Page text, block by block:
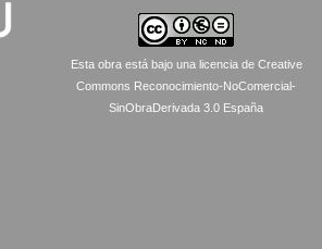
Esta obra está bajo una licencia de Creative
Commons Reconocimiento-NoComercial-
SinObraDerivada 3.0 España